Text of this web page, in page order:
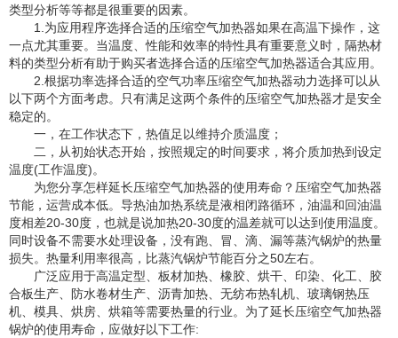
类型分析等等都是很重要的因素。
1.为应用程序选择合适的压缩空气加热器如果在高温下操作，这
一点尤其重要。当温度、性能和效率的特性具有重要意义时，隔热材
料的类型分析有助于购买者选择合适的压缩空气加热器适合其应用。
2.根据功率选择合适的空气功率压缩空气加热器动力选择可以从
以下两个方面考虑。只有满足这两个条件的压缩空气加热器才是安全
稳定的。
一，在工作状态下，热值足以维持介质温度；
二，从初始状态开始，按照规定的时间要求，将介质加热到设定
温度(工作温度)。
为您分享怎样延长压缩空气加热器的使用寿命？压缩空气加热器
节能，运营成本低。导热油加热系统是液相闭路循环，油温和回油温
度相差20-30度，也就是说加热20-30度的温差就可以达到使用温度。
同时设备不需要水处理设备，没有跑、冒、滴、漏等蒸汽锅炉的热量
损失。热量利用率很高，比蒸汽锅炉节能百分之50左右。
广泛应用于高温定型、板材加热、橡胶、烘干、印染、化工、胶
合板生产、防水卷材生产、沥青加热、无纺布热轧机、玻璃钢热压
机、模具、烘房、烘箱等需要热量的行业。为了延长压缩空气加热器
锅炉的使用寿命，应做好以下工作: